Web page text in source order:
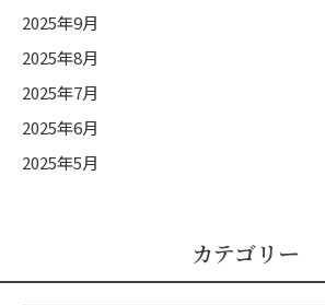
2025年9月
2025年8月
2025年7月
2025年6月
2025年5月
カテゴリー